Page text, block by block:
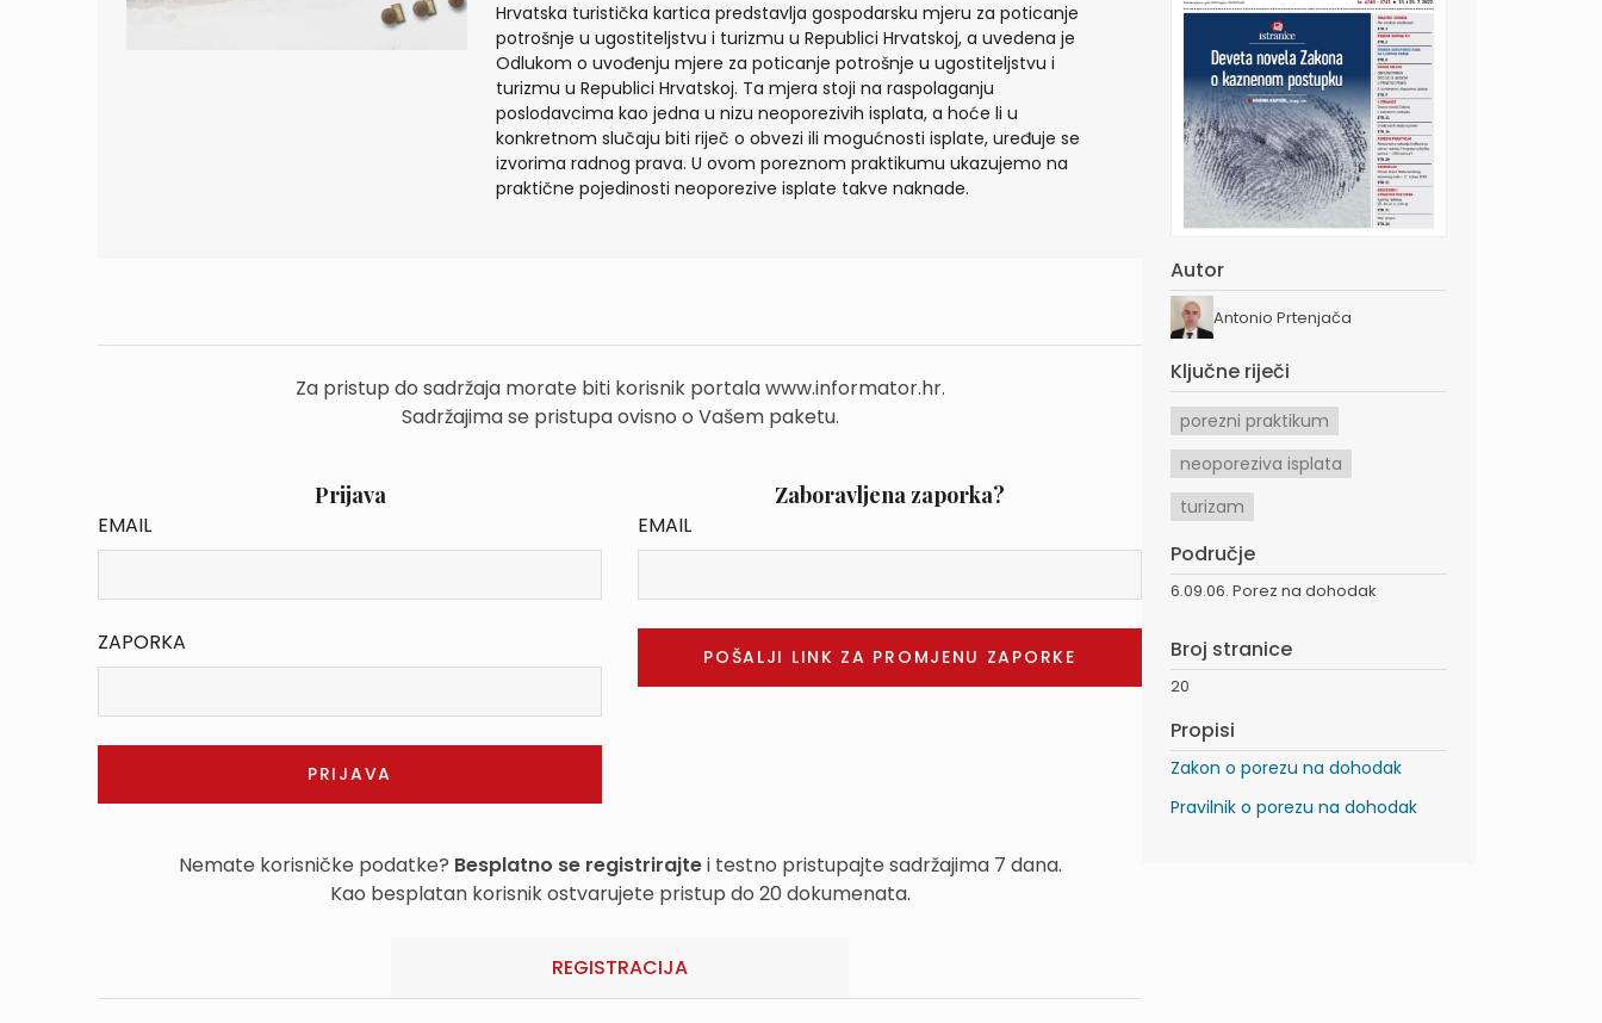
Hrvatska turistička kartica predstavlja gospodarsku mjeru za poticanje
potrošnje u ugostiteljstvu i turizmu u Republici Hrvatskoj, a uvedena je
Odlukom o uvođenju mjere za poticanje potrošnje u ugostiteljstvu i
turizmu u Republici Hrvatskoj. Ta mjera stoji na raspolaganju
poslodavcima kao jedna u nizu neoporezivih isplata, a hoće li u
konkretnom slučaju biti riječ o obvezi ili mogućnosti isplate, uređuje se
izvorima radnog prava. U ovom poreznom praktikumu ukazujemo na
praktične pojedinosti neoporezive isplate takve naknade.
Za pristup do sadržaja morate biti korisnik portala www.informator.hr.
Sadržajima se pristupa ovisno o Vašem paketu.
Prijava
EMAIL
ZAPORKA
Zaboravljena zaporka?
EMAIL
Nemate korisničke podatke? Besplatno se registrirajtei testno pristupajte sadržajima 7 dana.
Kao besplatan korisnik ostvarujete pristup do 20 dokumenata.
REGISTRACIJA
Autor
Antonio Prtenjača
Ključne riječi
porezni praktikum
neoporeziva isplata
turizam
Područje
6.09.06. Porez na dohodak
Broj stranice
20
Propisi
Zakon o porezu na dohodak
Pravilnik o porezu na dohodak